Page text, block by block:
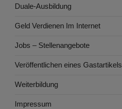
Duale-Ausbildung
Geld Verdienen Im Internet
Jobs – Stellenangebote
Veröffentlichen eines Gastartikels
Weiterbildung
Impressum